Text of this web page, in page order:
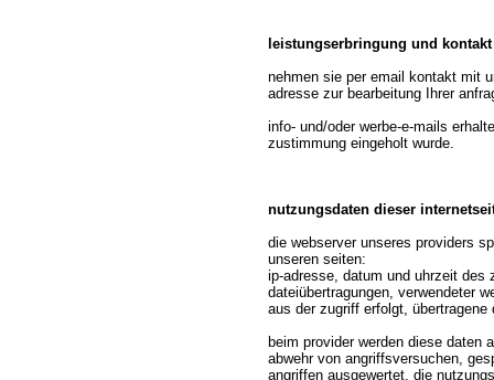
leistungserbringung und kontakt
nehmen sie per email kontakt mit
adresse zur bearbeitung Ihrer
info- und/oder werbe-e-mails
zustimmung eingeholt wurde.
nutzungsdaten dieser
die webserver unseres providers
unseren seiten:
ip-adresse, datum und uhrzeit des
dateiübertragungen, verwendeter
aus der zugriff erfolgt, übertragene
beim provider werden diese daten
abwehr von angriffsversuchen,
angriffen ausgewertet, die